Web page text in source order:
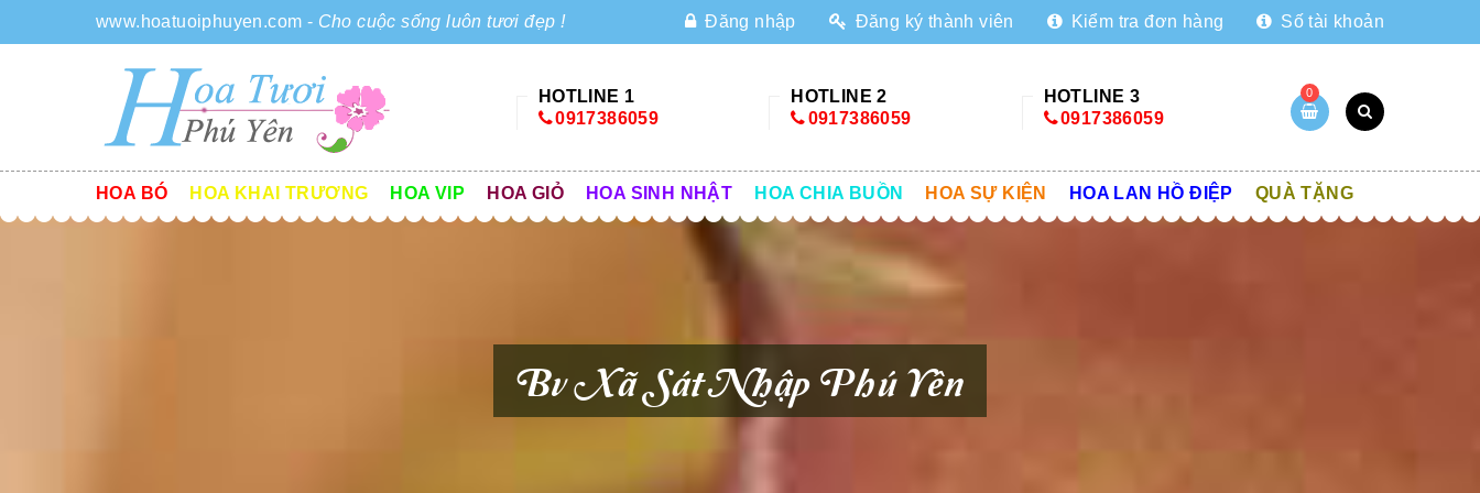
www.hoatuoiphuyen.com - Cho cuộc sống luôn tươi đẹp ! Đăng nhập Đăng ký thành viên Kiểm tra đơn hàng Số tài khoản
HOTLINE 1
0917386059
HOTLINE 2
0917386059
HOTLINE 3
0917386059
0
HOA BÓ HOA KHAI TRƯƠNG HOA VIP HOA GIỎ HOA SINH NHẬT HOA CHIA BUỒN HOA SỰ KIỆN HOA LAN HỒ ĐIỆP QUÀ TẶNG
Bv Xã Sát Nhập Phú Yên